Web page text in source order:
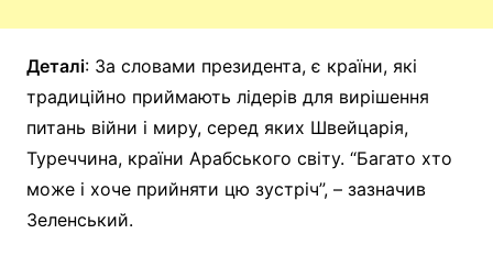
Деталі: За словами президента, є країни, які
традиційно приймають лідерів для вирішення
питань війни і миру, серед яких Швейцарія,
Туреччина, країни Арабського світу. “Багато хто
може і хоче прийняти цю зустріч”, – зазначив
Зеленський.